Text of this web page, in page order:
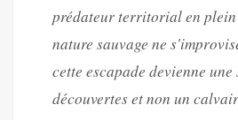
prédateur territorial en
nature sauvage ne
cette escapade devienne une
découvertes et non un